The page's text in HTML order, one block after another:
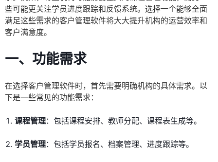
些可能更关注学员进度跟踪和反馈系统。选择一个能够全面
满足这些需求的客户管理软件将大大提升机构的运营效率和
客户满意度。
一、功能需求
在选择客户管理软件时，首先需要明确机构的具体需求。以
下是一些常见的功能需求：
课程管理：包括课程安排、教师分配、课程表生成等。
学员管理：包括学员报名、档案管理、进度跟踪等。